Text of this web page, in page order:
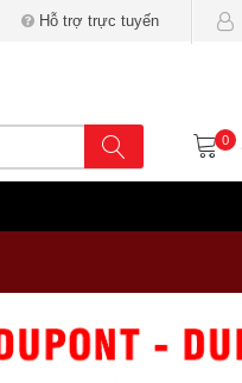
Hỗ trợ trực tuyến
0